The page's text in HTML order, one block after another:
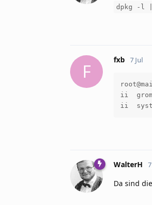
dpkg -l |
F
fxb 7 Jul
ii
WalterH
Da sind